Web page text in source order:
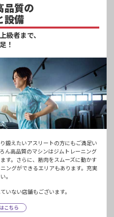
品質の
設備
級者まで、
！
鍛えたいアスリートの方にもご満足い
ん高品質のマシンはジムトレーニング
す。さらに、筋肉をスムーズに動かす
ングができるエリアもあります。充実
。
いない店舗もございます。
こちら